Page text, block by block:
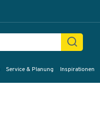
Service & Planung Inspirationen
Bilder Videos